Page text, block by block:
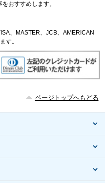
おすすめします。
、MASTER、JCB、AMERICAN
す。
ページトップへもどる